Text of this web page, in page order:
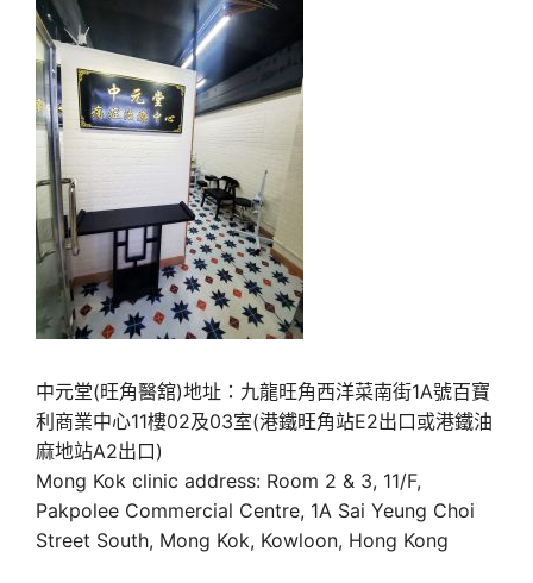
中元堂(旺角醫舘)地址：九龍旺角西洋菜南街1A號百寶
利商業中心11樓02及03室(港鐵旺角站E2出口或港鐵油
麻地站A2出口)
Mong Kok clinic address: Room 2 & 3, 11/F,
Pakpolee Commercial Centre, 1A Sai Yeung Choi
Street South, Mong Kok, Kowloon, Hong Kong